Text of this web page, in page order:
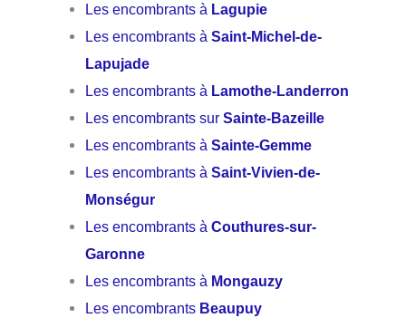
Les encombrants à Lagupie
Les encombrants àSaint-Michel-de-
Lapujade
Les encombrants à Lamothe-Landerron
Les encombrants surSainte-Bazeille
Les encombrants àSainte-Gemme
Les encombrants àSaint-Vivien-de-
Monségur
Les encombrants àCouthures-sur-
Garonne
Les encombrants à Mongauzy
Les encombrants Beaupuy